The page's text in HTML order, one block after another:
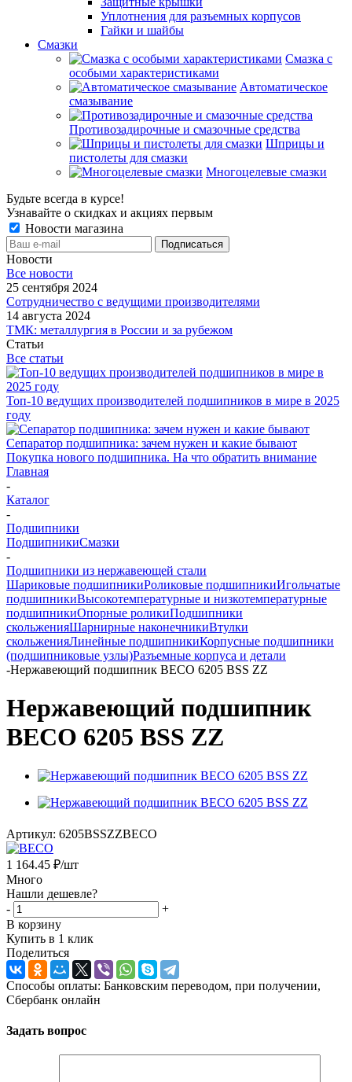
Уплотнения для разъемных корпусов
Гайки и шайбы
Смазки
Смазка с
особыми характеристиками
Автоматическое
смазывание
Противозадирочные и смазочные средства
Шприцы и
пистолеты для смазки
Многоцелевые смазки
Будьте всегда в курсе!
Узнавайте о скидках и акциях первым
Новости магазина
Новости
Все новости
25 сентября 2024
Сотрудничество с ведущими производителями
14 августа 2024
ТМК: металлургия в России и за рубежом
Статьи
Все статьи
Топ-10 ведущих производителей подшипников в мире в 2025
году
Сепаратор подшипника: зачем нужен и какие бывают
Покупка нового подшипника. На что обратить внимание
Главная
-
Каталог
-
Подшипники
ПодшипникиСмазки
-
Подшипники из нержавеющей стали
Шариковые подшипникиРоликовые подшипникиИгольчатые
подшипникиВысокотемпературные и низкотемпературные
подшипникиОпорные роликиПодшипники
скольженияШарнирные наконечникиВтулки
скольженияЛинейные подшипникиКорпусные подшипники
(подшипниковые узлы)Разъемные корпуса и детали
-Нержавеющий подшипник BECO 6205 BSS ZZ
Нержавеющий подшипник
BECO 6205 BSS ZZ
Артикул: 6205BSSZZBECO
1 164.45 ₽/шт
Много
Нашли дешевле?
-
+
В корзину
Купить в 1 клик
Поделиться
Способы оплаты: Банковским переводом, при получении,
Сбербанк онлайн
Задать вопрос